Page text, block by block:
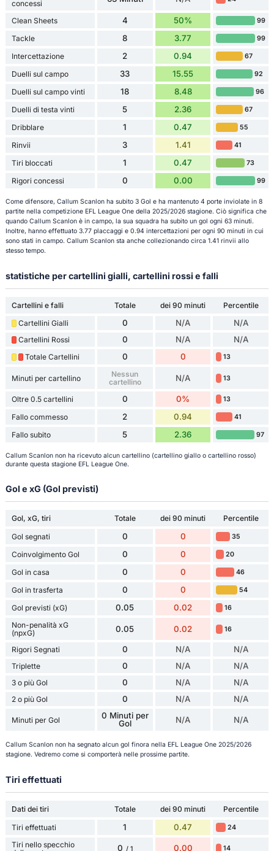
concessi
Clean Sheets 4 50% 99
Tackle 8 3.77 99
Intercettazione 2 0.94 67
Duelli sul campo 33 15.55 92
Duelli sul campo vinti 18 8.48 96
Duelli di testa vinti 5 2.36 67
Dribblare 1 0.47 55
Rinvii 3 1.41 41
Tiri bloccati 1 0.47 73
Rigori concessi 0 0.00 99
Come difensore, Callum Scanlon ha subito 3 Gol e ha mantenuto 4 porte inviolate in 8
partite nella competizione EFL League One della 2025/2026 stagione. Ciò significa che
quando Callum Scanlon è in campo, la sua squadra ha subito un gol ogni 63 minuti.
Inoltre, hanno effettuato 3.77 placcaggi e 0.94 intercettazioni per ogni 90 minuti in cui
sono stati in campo. Callum Scanlon sta anche collezionando circa 1.41 rinvii allo
stesso tempo.
statistiche per cartellini gialli, cartellini rossi e falli
Cartellini e falli Totale dei 90 minuti
Percentile
Cartellini Gialli
0 N/A N/A
Cartellini Rossi 0 N/A N/A
Totale Cartellini 0 0 13
Minuti per cartellino
Nessun
cartellino
N/A 13
Oltre 0.5 cartellini 0 0% 13
Fallo commesso 2 0.94 41
Fallo subito 5 2.36 97
Callum Scanlon non ha ricevuto alcun cartellino (cartellino giallo o cartellino rosso)
durante questa stagione EFL League One.
Gol e xG (Gol previsti)
Gol, xG, tiri Totale dei 90 minuti
Percentile
Gol segnati
0 0 35
Coinvolgimento Gol 0 0 20
Gol in casa 0 0 46
Gol in trasferta 0 0 54
Gol previsti (xG) 0.05 0.02 16
Non-penalità xG
(npxG)
0.05 0.02 16
Rigori Segnati 0 N/A N/A
Triplette 0 N/A N/A
3 o più Gol 0 N/A N/A
2 o più Gol 0 N/A N/A
Minuti per Gol
0 Minuti per
Gol
N/A N/A
Callum Scanlon non ha segnato alcun gol finora nella EFL League One 2025/2026
stagione. Vedremo come si comporterà nelle prossime partite.
Tiri effettuati
Dati dei tiri Totale dei 90 minuti
Percentile
Tiri effettuati
1 0.47 24
Tiri nello specchio
0 / 1 0.00 14